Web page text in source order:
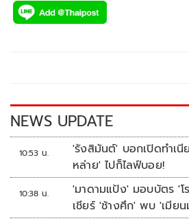
NEWS UPDATE
10:53 น.
'รังสิมันต์' บอกเปิดทำเ
หล่าย' ไปก็ไลฟ์บอย!
10:38 น.
'มาดามแป้ง' มอบบัตร 'โ
เชียร์ 'ช้างศึก' พบ 'เมีย